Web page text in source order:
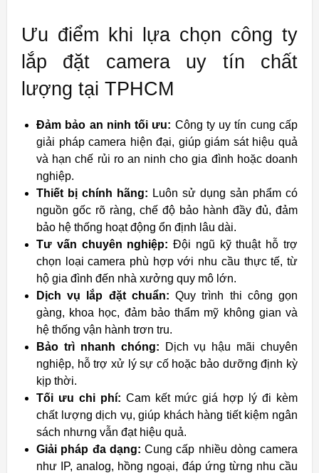
Ưu điểm khi lựa chọn công ty
lắp đặt camera uy tín chất
lượng tại TPHCM
Đảm bảo an ninh tối ưu: Công ty uy tín cung cấp
giải pháp camera hiện đại, giúp giám sát hiệu quả
và hạn chế rủi ro an ninh cho gia đình hoặc doanh
nghiệp.
Thiết bị chính hãng: Luôn sử dụng sản phẩm có
nguồn gốc rõ ràng, chế độ bảo hành đầy đủ, đảm
bảo hệ thống hoạt động ổn định lâu dài.
Tư vấn chuyên nghiệp: Đội ngũ kỹ thuật hỗ trợ
chọn loại camera phù hợp với nhu cầu thực tế, từ
hộ gia đình đến nhà xưởng quy mô lớn.
Dịch vụ lắp đặt chuẩn: Quy trình thi công gọn
gàng, khoa học, đảm bảo thẩm mỹ không gian và
hệ thống vận hành trơn tru.
Bảo trì nhanh chóng: Dịch vụ hậu mãi chuyên
nghiệp, hỗ trợ xử lý sự cố hoặc bảo dưỡng định kỳ
kịp thời.
Tối ưu chi phí: Cam kết mức giá hợp lý đi kèm
chất lượng dịch vụ, giúp khách hàng tiết kiệm ngân
sách nhưng vẫn đạt hiệu quả.
Giải pháp đa dạng: Cung cấp nhiều dòng camera
như IP, analog, hồng ngoại, đáp ứng từng nhu cầu